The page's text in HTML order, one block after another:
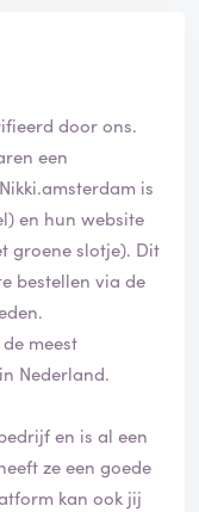
door ons.
een
is
en hun website
groene slotje). Dit
bestellen via de
meest
Nederland.
en is al een
ze een goede
kan ook jij